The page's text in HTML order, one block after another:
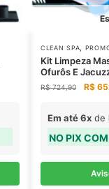
CLEAN SPA
Kit Limpeza
Ofurôs E
R$724,90 R$
Em até 6x de
NO PIX